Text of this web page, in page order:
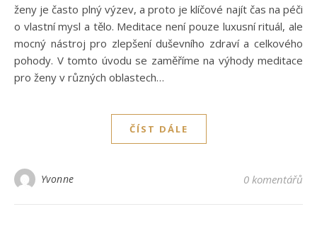
ženy je často plný výzev, a proto je klíčové najít čas na péči
o vlastní mysl a tělo. Meditace není pouze luxusní rituál, ale
mocný nástroj pro zlepšení duševního zdraví a celkového
pohody. V tomto úvodu se zaměříme na výhody meditace
pro ženy v různých oblastech…
ČÍST DÁLE
Yvonne 0 komentářů